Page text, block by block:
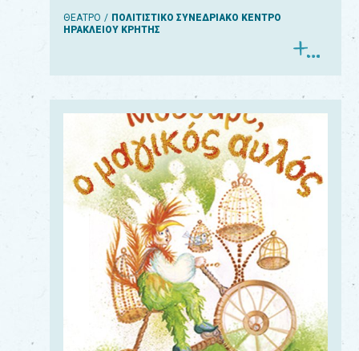
ΘΕΑΤΡΟ
ΠΟΛΙΤΙΣΤΙΚΟ ΣΥΝΕΔΡΙΑΚΟ ΚΕΝΤΡΟ
ΗΡΑΚΛΕΙΟΥ ΚΡΗΤΗΣ